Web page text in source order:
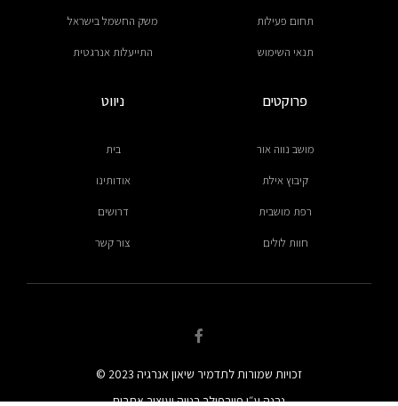
תחום פעילות
תנאי השימוש
משק החשמל בישראל
התייעלות אנרגטית
פרוקטים
מושב נווה אור
קיבוץ אילת
רפת מושבית
חוות לולים
ניווט
בית
אודותינו
דרושים
צור קשר
זכויות שמורות לתדמיר שיאון אנרגיה 2023 ©
נבנה ע״י פייבפולר בנייה ועיצוב אתרים
F
e